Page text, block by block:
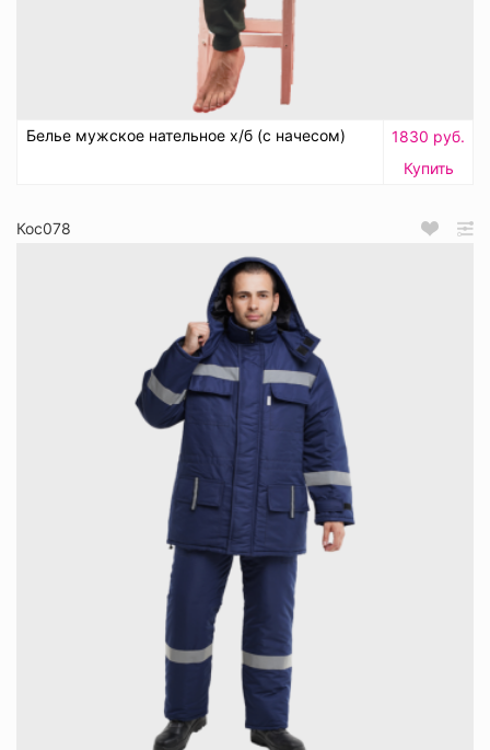
Белье мужское нательное х/б (с начесом)
1830 руб.
Купить
Кос078